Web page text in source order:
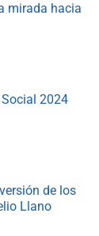
mirada hacia
2024
de los
Llano